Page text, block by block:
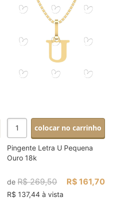
colocar no carrinho
Pingente Letra U Pequena
Ouro 18k
deR$ 269,50 R$ 161,70
R$ 137,44 à vista